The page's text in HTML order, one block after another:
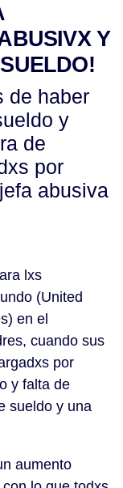
Y
de haber
y
de
por
abusiva
lxs
(United
en el
cuando sus
por
y falta de
sueldo y una
aumento